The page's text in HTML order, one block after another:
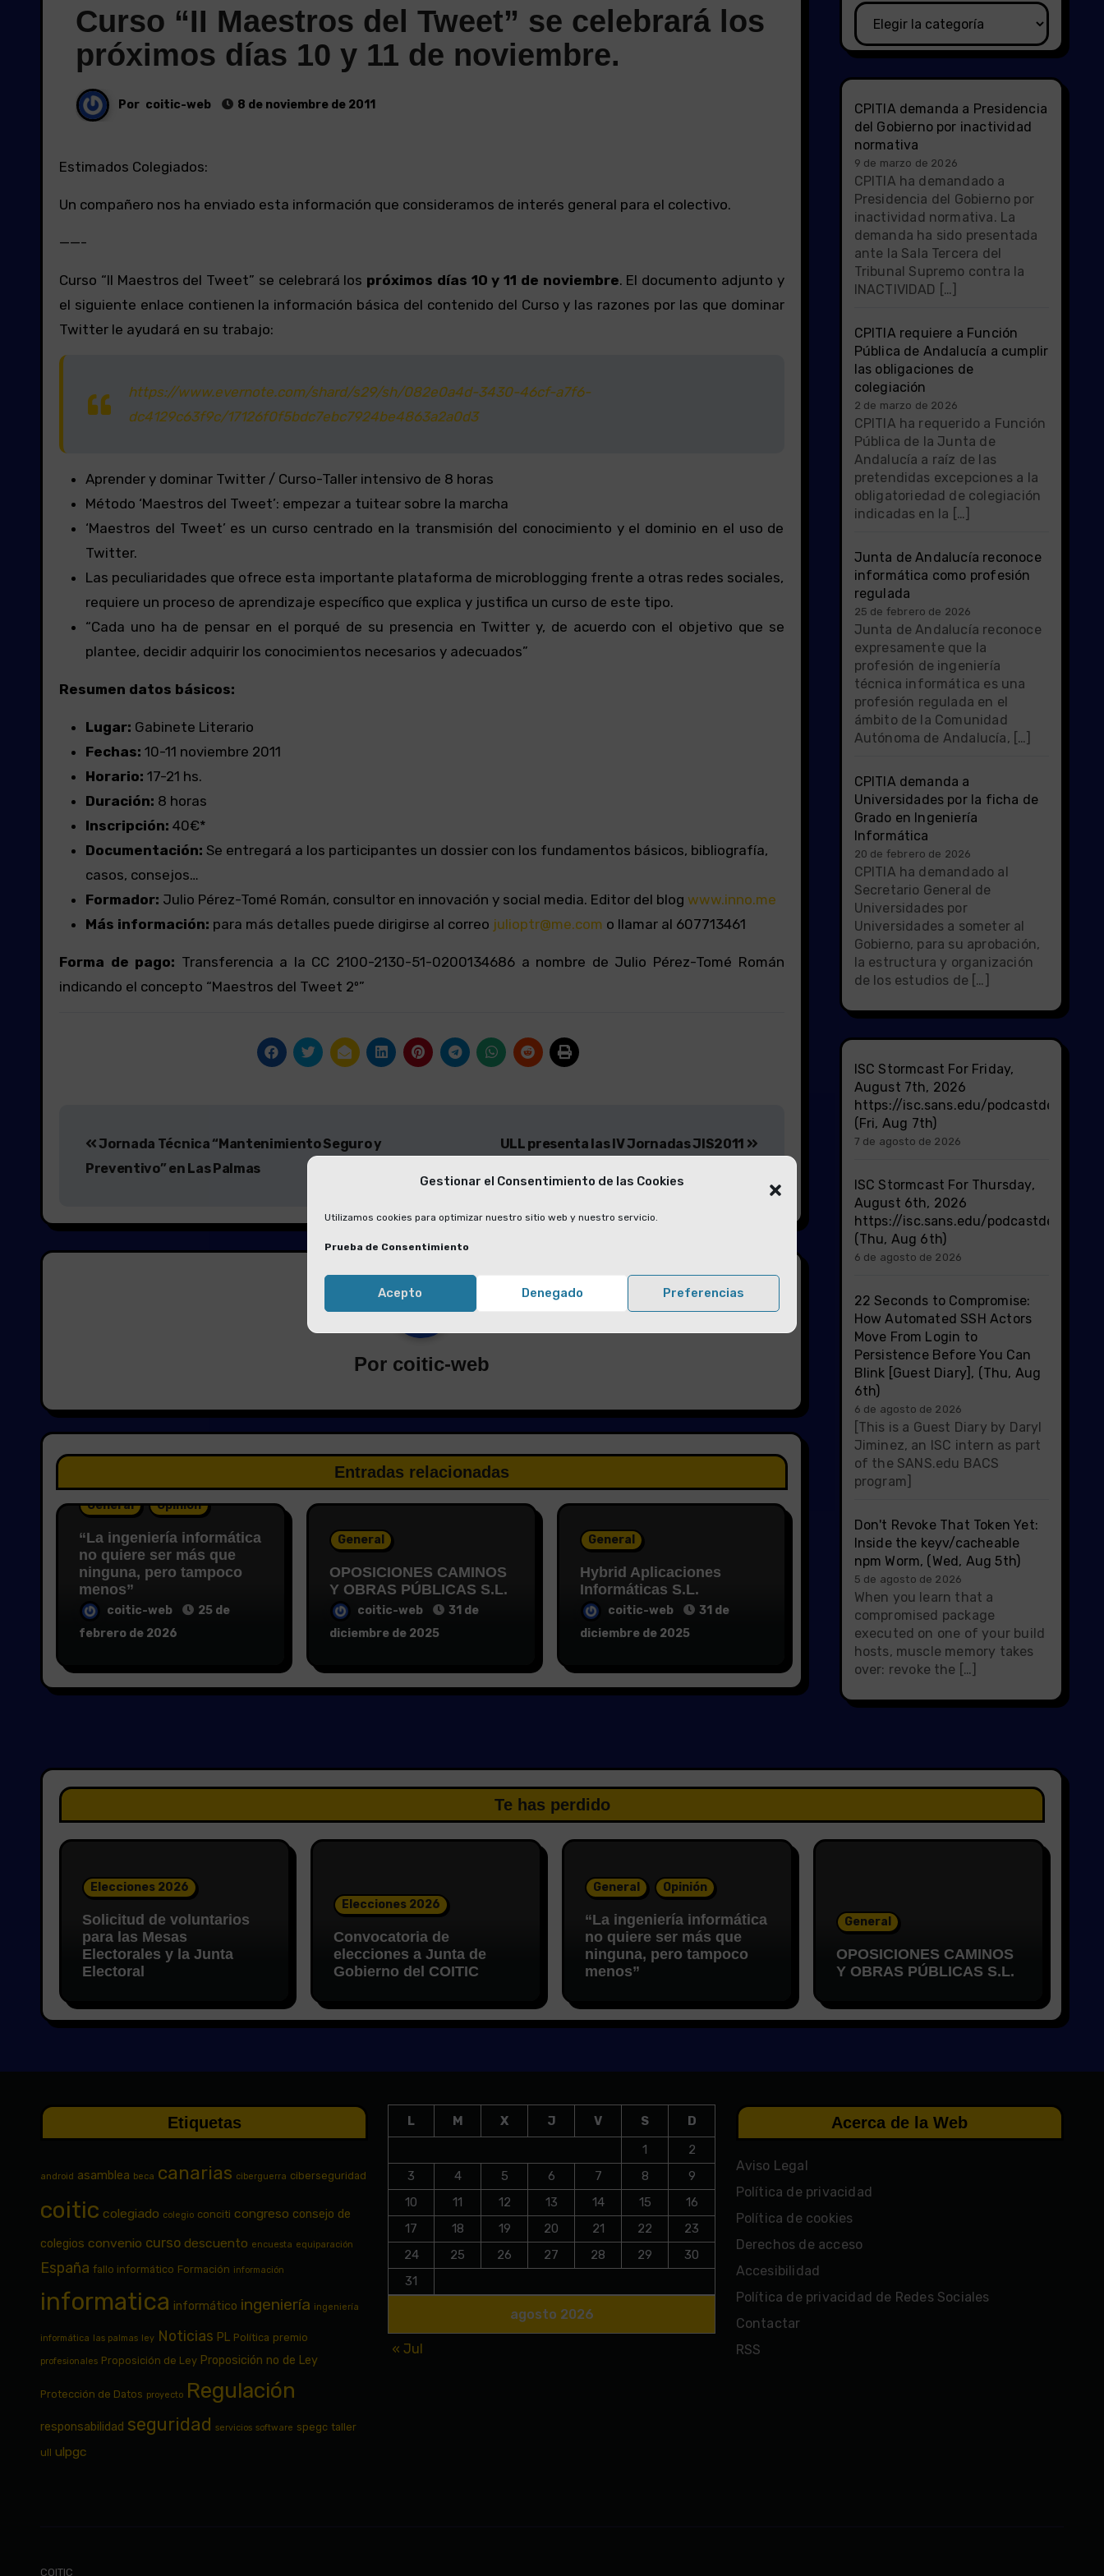
Gestionar el Consentimiento de las Cookies
Utilizamos cookies para optimizar nuestro sitio web y nuestro servicio.
Prueba de Consentimiento
Acepto Denegado Preferencias
Curso “II Maestros del Tweet” se celebrará los
próximos días 10 y 11 de noviembre.
Por coitic-web 8 de noviembre de 2011
Estimados Colegiados:
Un compañero nos ha enviado esta información que consideramos de interés general para el colectivo.
——-
Curso “II Maestros del Tweet” se celebrará los próximos días 10 y 11 de noviembre. El documento adjunto y
el siguiente enlace contienen la información básica del contenido del Curso y las razones por las que dominar
Twitter le ayudará en su trabajo:
https://www.evernote.com/shard/s29/sh/082e0a4d-3430-46cf-a7f6-
dc4129c63f9c/17126f0f5bdc7ebc7924be4863a2a0d3
Aprender y dominar Twitter / Curso-Taller intensivo de 8 horas
Método ‘Maestros del Tweet’: empezar a tuitear sobre la marcha
‘Maestros del Tweet’ es un curso centrado en la transmisión del conocimiento y el dominio en el uso de
Twitter.
Las peculiaridades que ofrece esta importante plataforma de microblogging frente a otras redes sociales,
requiere un proceso de aprendizaje específico que explica y justifica un curso de este tipo.
“Cada uno ha de pensar en el porqué de su presencia en Twitter y, de acuerdo con el objetivo que se
plantee, decidir adquirir los conocimientos necesarios y adecuados”
Resumen datos básicos:
Lugar: Gabinete Literario
Fechas: 10-11 noviembre 2011
Horario: 17-21 hs.
Duración: 8 horas
Inscripción: 40€*
Documentación: Se entregará a los participantes un dossier con los fundamentos básicos, bibliografía,
casos, consejos…
Formador: Julio Pérez-Tomé Román, consultor en innovación y social media. Editor del blog www.inno.me
Más información: para más detalles puede dirigirse al correo julioptr@me.com o llamar al 607713461
Forma de pago: Transferencia a la CC 2100-2130-51-0200134686 a nombre de Julio Pérez-Tomé Román
indicando el concepto “Maestros del Tweet 2º”
de Jornada Técnica “Mantenimiento Seguro y
Preventivo” en Las Palmas
ULL presenta las IV Jornadas JIS2011
Por coitic-web
Entradas relacionadas
General Opinión
“La ingeniería informática
no quiere ser más que
ninguna, pero tampoco
menos”
coitic-web
25 de
febrero de 2026
General
OPOSICIONES CAMINOS
Y OBRAS PÚBLICAS S.L.
coitic-web
31 de
diciembre de 2025
General
Hybrid Aplicaciones
Informáticas S.L.
coitic-web
31 de
diciembre de 2025
Categorías
CPITIA demanda a Presidencia
del Gobierno por inactividad
normativa
9 de marzo de 2026
CPITIA ha demandado a
Presidencia del Gobierno por
inactividad normativa. La
demanda ha sido presentada
ante la Sala Tercera del
Tribunal Supremo contra la
INACTIVIDAD […]
CPITIA requiere a Función
Pública de Andalucía a cumplir
las obligaciones de
colegiación
2 de marzo de 2026
CPITIA ha requerido a Función
Pública de la Junta de
Andalucía a raíz de las
pretendidas excepciones a la
obligatoriedad de colegiación
indicadas en la […]
Junta de Andalucía reconoce
informática como profesión
regulada
25 de febrero de 2026
Junta de Andalucía reconoce
expresamente que la
profesión de ingeniería
técnica informática es una
profesión regulada en el
ámbito de la Comunidad
Autónoma de Andalucía, […]
CPITIA demanda a
Universidades por la ficha de
Grado en Ingeniería
Informática
20 de febrero de 2026
CPITIA ha demandado al
Secretario General de
Universidades por
Universidades a someter al
Gobierno, para su aprobación,
la estructura y organización
de los estudios de […]
ISC Stormcast For Friday,
August 7th, 2026
https://isc.sans.edu/podcastdetail/
(Fri, Aug 7th)
7 de agosto de 2026
ISC Stormcast For Thursday,
August 6th, 2026
https://isc.sans.edu/podcastdetail/
(Thu, Aug 6th)
6 de agosto de 2026
22 Seconds to Compromise:
How Automated SSH Actors
Move From Login to
Persistence Before You Can
Blink [Guest Diary], (Thu, Aug
6th)
6 de agosto de 2026
[This is a Guest Diary by Daryl
Jiminez, an ISC intern as part
of the SANS.edu BACS
program]
Don't Revoke That Token Yet:
Inside the keyv/cacheable
npm Worm, (Wed, Aug 5th)
5 de agosto de 2026
When you learn that a
compromised package
executed on one of your build
hosts, muscle memory takes
over: revoke the […]
Te has perdido
Elecciones 2026
Solicitud de voluntarios
para las Mesas
Electorales y la Junta
Electoral
Elecciones 2026
Convocatoria de
elecciones a Junta de
Gobierno del COITIC
General Opinión
“La ingeniería informática
no quiere ser más que
ninguna, pero tampoco
menos”
General
OPOSICIONES CAMINOS
Y OBRAS PÚBLICAS S.L.
Etiquetas
android asamblea beca canarias ciberguerra ciberseguridad
coitic colegiado colegio conciti congreso consejo de
colegios convenio curso descuento encuesta equiparación
España fallo informático Formación información
informatica informático ingeniería ingeniería
informática las palmas ley Noticias PL Política premio
profesionales Proposición de Ley Proposición no de Ley
Protección de Datos proyecto Regulación
responsabilidad seguridad servicios software spegc taller
ull ulpgc
agosto 2026
L M X J V S
D
1
2
3
4 5 6 7 8
9
10
11 12 13 14 15
16
17
18 19 20 21 22
23
24
25 26 27 28 29
30
31
« Jul
Acerca de la Web
Aviso Legal
Política de privacidad
Política de cookies
Derechos de acceso
Accesibilidad
Política de privacidad de Redes Sociales
Contactar
RSS
COITIC